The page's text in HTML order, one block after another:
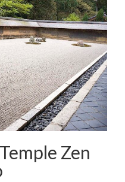
Zen